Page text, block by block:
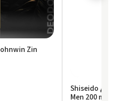
Zin
Shiseido
Men 200 ml